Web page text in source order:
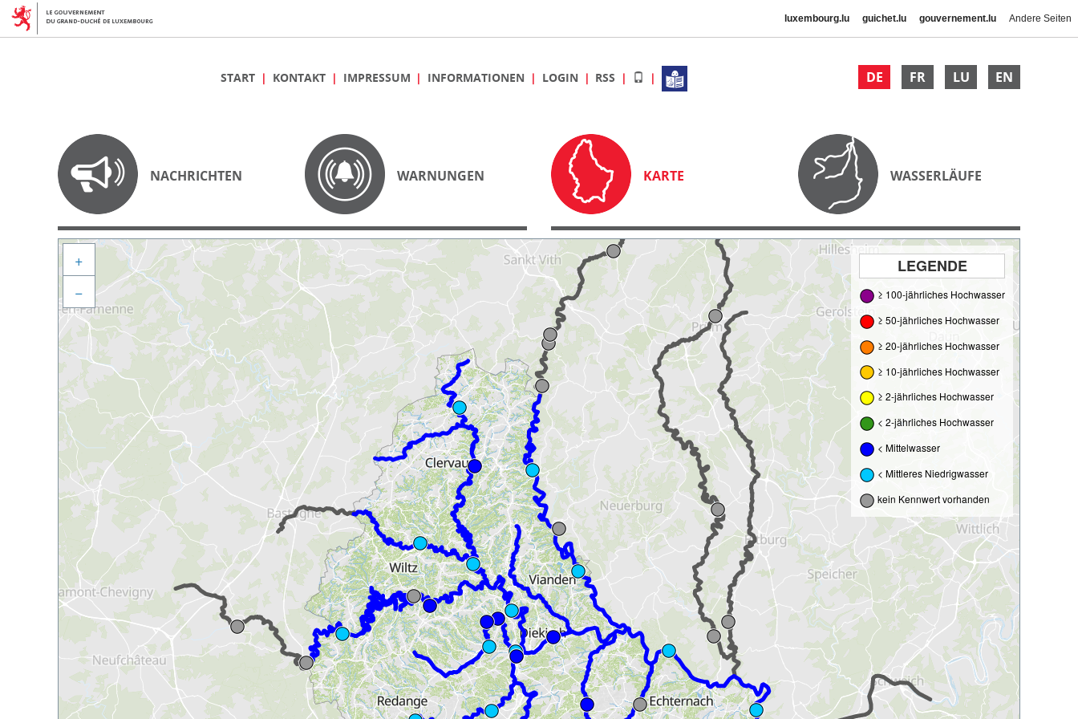
luxembourg.lu guichet.lu gouvernement.lu Andere Seiten
DE FR LU EN
START KONTAKT IMPRESSUM INFORMATIONEN LOGIN RSS
NACHRICHTEN WARNUNGEN KARTE WASSERLÄUFE
LEGENDE
≥ 100-jährliches Hochwasser
≥ 50-jährliches Hochwasser
≥ 20-jährliches Hochwasser
≥ 10-jährliches Hochwasser
≥ 2-jährliches Hochwasser
< 2-jährliches Hochwasser
< Mittelwasser
< Mittleres Niedrigwasser
kein Kennwert vorhanden
+
−